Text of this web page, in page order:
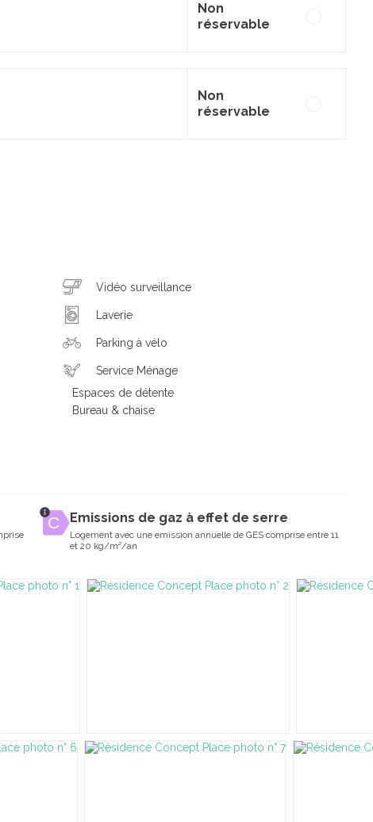
Non
réservable
Non
réservable
Vidéo surveillance
Laverie
Parking à vélo
Service Ménage
Espaces de détente
Bureau & chaise
Emissions de gaz à effet de serre
Logement avec une emission annuelle de GES comprise entre 11
et 20 kg/m²/an